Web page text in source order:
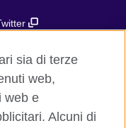
sia di terze
web,
web e
Alcuni di